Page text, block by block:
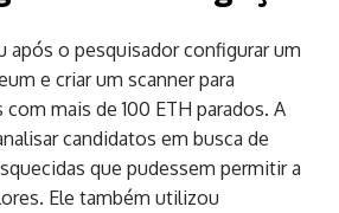
após o pesquisador configurar um
e criar um scanner para
mais de 100 ETH parados. A
candidatos em busca de
que pudessem permitir a
Ele também utilizou